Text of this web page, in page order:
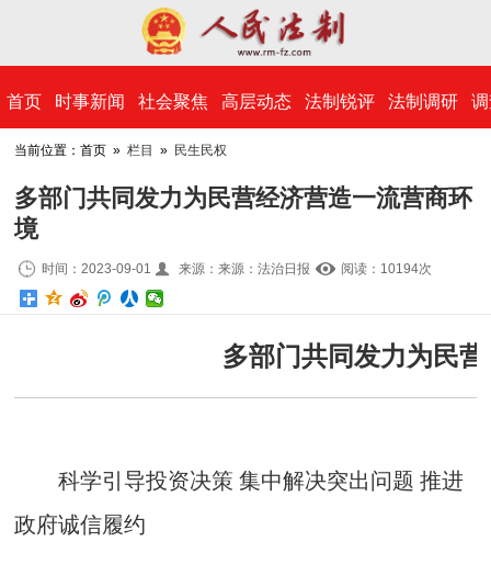
​首页 时事新闻 社会聚焦 高层动态 法制锐评 法制调研
当前位置：首页 »栏目 » 民生民权
多部门共同发力为民营经济营造一流营商环
境
时间：2023-09-01 来源：来源：法治日报 阅读：10194次
多部门共同发力为民
科学引导投资决策 集中解决突出问题 推进
政府诚信履约